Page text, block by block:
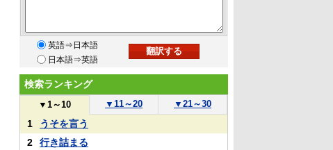
英語⇒日本語
日本語⇒英語
検索ランキング
▼ 1～10 ▼ 11～20 ▼ 21～30
1
うそを言う
2
行き詰まる